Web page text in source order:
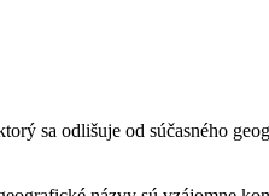
sa odlišuje od súčasného